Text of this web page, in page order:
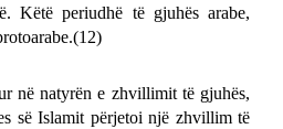
Këtë periudhë të gjuhës arabe,
në natyrën e zhvillimit të gjuhës,
së Islamit përjetoi një zhvillim të